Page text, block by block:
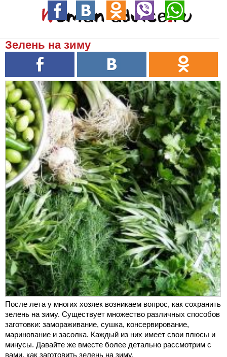
Зелень на зиму
После лета у многих хозяек возникаем вопрос, как сохранить
зелень на зиму. Существует множество различных способов
заготовки: замораживание, сушка, консервирование,
маринование и засолка. Каждый из них имеет свои плюсы и
минусы. Давайте же вместе более детально рассмотрим с
вами, как заготовить зелень на зиму.